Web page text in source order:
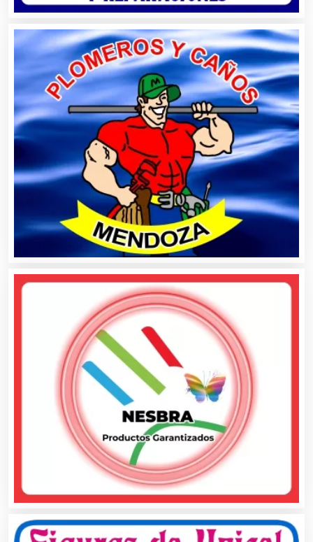
Análisis Clínicos
Análisis de Aguas
Animadores de Eventos
Aparatos y Equipos Eléctricos
Arquitectos
Artes Gráficas
Artesanías
Artículos de Oficina
Artículos de Piel